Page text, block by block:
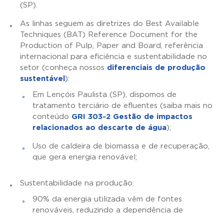
(SP).
As linhas seguem as diretrizes do Best Available
Techniques (BAT) Reference Document for the
Production of Pulp, Paper and Board, referência
internacional para eficiência e sustentabilidade no
setor (conheça nossos diferenciais de produção
sustentável ):
Em Lençóis Paulista (SP), dispomos de
tratamento terciário de efluentes (saiba mais no
conteúdo GRI 303-2 Gestão de impactos
relacionados ao descarte de água);
Uso de caldeira de biomassa e de recuperação,
que gera energia renovável;
Sustentabilidade na produção:
90% da energia utilizada vêm de fontes
renováveis, reduzindo a dependência de